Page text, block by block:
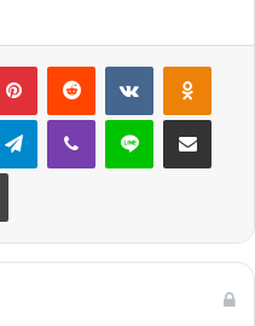
PinterestReddit VKontakte
TelegramViber Line E-Posta ile
Yazdır